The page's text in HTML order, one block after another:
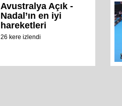
Avustralya Açık -
Nadal’ın en iyi
hareketleri
26 kere izlendi